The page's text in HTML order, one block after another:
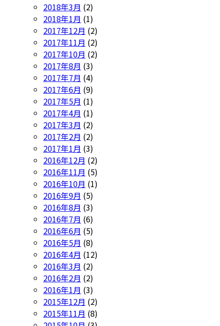
2018年3月 (2)
2018年1月 (1)
2017年12月 (2)
2017年11月 (2)
2017年10月 (2)
2017年8月 (3)
2017年7月 (4)
2017年6月 (9)
2017年5月 (1)
2017年4月 (1)
2017年3月 (2)
2017年2月 (2)
2017年1月 (3)
2016年12月 (2)
2016年11月 (5)
2016年10月 (1)
2016年9月 (5)
2016年8月 (3)
2016年7月 (6)
2016年6月 (5)
2016年5月 (8)
2016年4月 (12)
2016年3月 (2)
2016年2月 (2)
2016年1月 (3)
2015年12月 (2)
2015年11月 (8)